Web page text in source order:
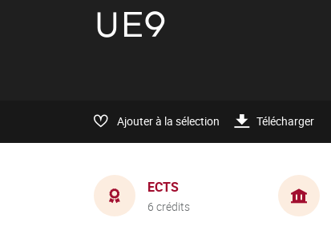
UE9
Ajouter à la sélection Télécharger
ECTS
6 crédits